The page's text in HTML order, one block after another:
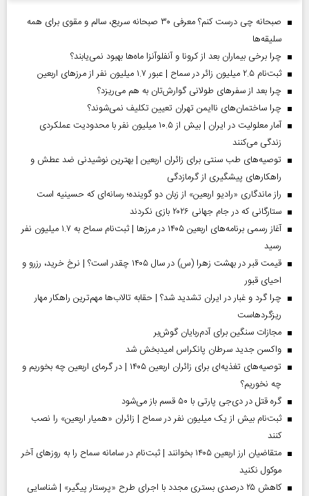
صبحانه چی درست کنم؟ معرفی ۳۰ صبحانه سریع، سالم و مقوی برای همه
سلیقه‌ها
چرا برخی بیماران بعد از کرونا و آنفلوآنزا ماه‌ها بهبود نمی‌یابند؟
ثبت‌نام ۲.۵ میلیون زائر در سماح | عبور ۱.۷ میلیون نفر از مرز‌های اربعین
چرا بعد از سفرهای طولانی گوارش‌تان به هم می‌ریزد؟
چرا ساختمان‌های ناایمن تهران تعیین تکلیف نمی‌شوند؟
آمار معلولیت در ایران | بیش از ۱۰.۵ میلیون نفر با محدودیت عملکردی
زندگی می‌کنند
توصیه‌های طب سنتی برای زائران اربعین | بهترین نوشیدنی ضد عطش و
راهکارهای پیشگیری از گرمازدگی
راز ماندگاری «رادیو اربعین» از زبان دو گوینده؛ رسانه‌ای که حسینیه است
ستارگانی که در جام جهانی ۲۰۲۶ بازی نکردند
آغاز رسمی برنامه‌های اربعین ۱۴۰۵ در مرز‌ها | ثبت‌نام سماح به ۱.۷ میلیون نفر
رسید
قیمت قبر در بهشت زهرا (س) در سال ۱۴۰۵ چقدر است؟ | نرخ خرید، رزرو و
احیای قبور
چرا گرد و غبار در ایران تشدید شد؟ | حقابه تالاب‌ها مهم‌ترین راهکار مهار
ریزگردهاست
مجازات سنگین برای آدم‌ربایان گوش‌بر
واکسن جدید سرطان پانکراس امیدبخش شد
توصیه‌های تغذیه‌ای برای زائران اربعین ۱۴۰۵ | در گرمای اربعین چه بخوریم و
چه نخوریم؟
گره قتل در دی‌جی پارتی با ۵۰ قسم باز می‌شود
ثبت‌نام بیش از یک میلیون نفر در سماح | زائران «همیار اربعین» را نصب
کنند
متقاضیان ارز اربعین ۱۴۰۵ بخوانند | ثبت‌نام در سامانه سماح را به روز‌های آخر
موکول نکنید
کاهش ۲۵ درصدی بستری مجدد با اجرای طرح «پرستار پیگیر» | شناسایی